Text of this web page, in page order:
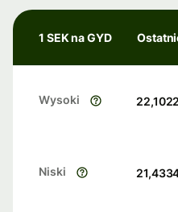
1 SEK na GYD
Wysoki 22,1022
Niski